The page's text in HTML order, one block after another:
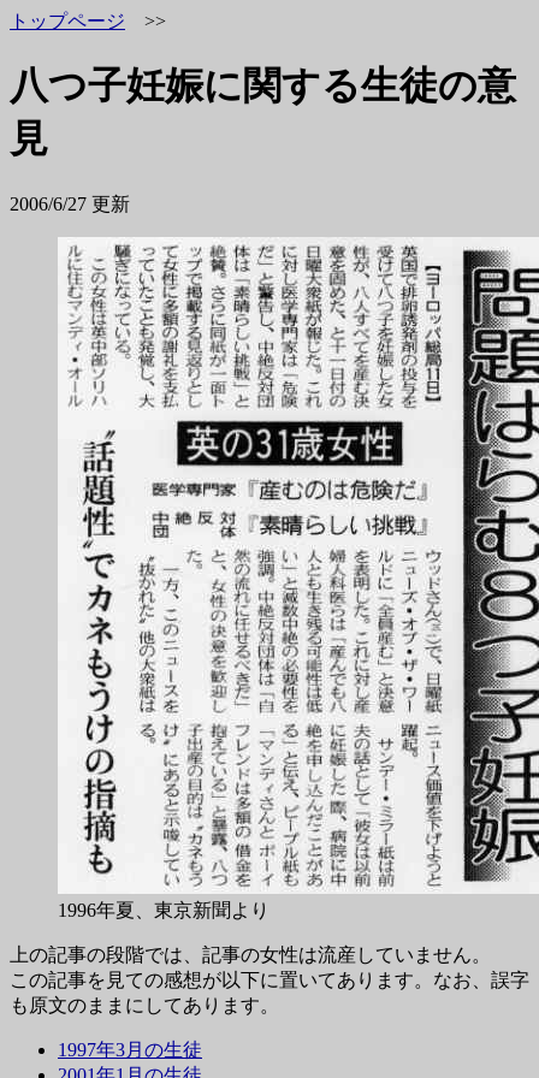
トップページ >>
八つ子妊娠に関する生徒の意
見
2006/6/27 更新
1996年夏、東京新聞より
上の記事の段階では、記事の女性は流産していません。
この記事を見ての感想が以下に置いてあります。なお、誤字
も原文のままにしてあります。
1997年3月の生徒